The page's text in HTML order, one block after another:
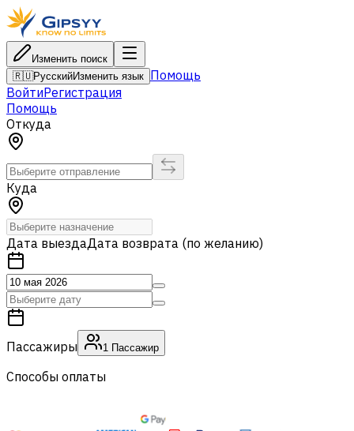
Изменить поиск
🇷🇺РусскийИзменить язык Помощь
ВойтиРегистрация
Помощь
Откуда
Куда
Дата выездаДата возврата (по желанию)
Пассажиры 1 Пассажир
Способы оплаты